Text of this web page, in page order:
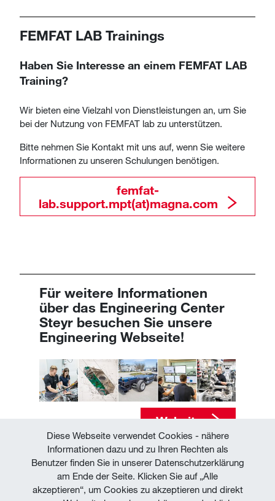
FEMFAT LAB Trainings
Haben Sie Interesse an einem FEMFAT LAB
Training?
Wir bieten eine Vielzahl von Dienstleistungen an, um Sie
bei der Nutzung von FEMFAT lab zu unterstützen.
Bitte nehmen Sie Kontakt mit uns auf, wenn Sie weitere
Informationen zu unseren Schulungen benötigen.
​​​​​​​​​​femfat-
lab.support.mpt(at)magna.com​​​​​​​
Für weitere Informationen
über das Engineering Center
Steyr besuchen Sie unsere
Engineering Webseite​​​​​​​​​​​​​​!
Website
Diese Webseite verwendet Cookies - nähere
Informationen dazu und zu Ihren Rechten als
Benutzer finden Sie in unserer Datenschutzerklärung
am Ende der Seite. Klicken Sie auf „Alle
akzeptieren“, um Cookies zu akzeptieren und direkt